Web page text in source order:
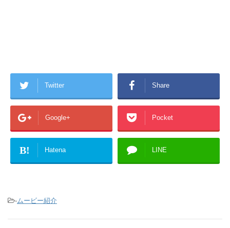
Twitter Share
Google+ Pocket
B! Hatena LINE
-ムービー紹介